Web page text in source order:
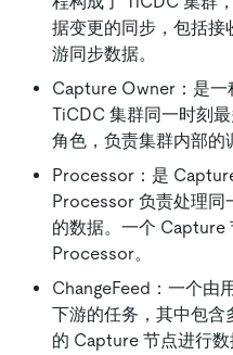
据变更的同步，包括接
游同步数据。
Capture Owner：是一
TiCDC 集群同一时刻
角色，负责集群内部的
Processor：是
Processor 负责处理同
的数据。一个 Capture
Processor。
ChangeFeed：一个由
下游的任务，其中包含
的 Capture 节点进行数